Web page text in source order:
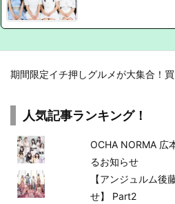
期間限定イチ押しグルメが大集合！
人気記事ランキング！
OCHA NORMA 広
るお知らせ
【アンジュルム後
せ】 Part2